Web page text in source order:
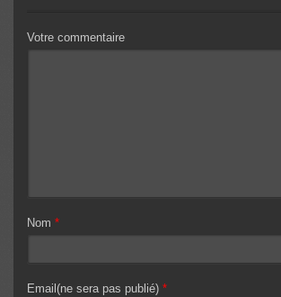
Votre commentaire
Nom *
Email(ne sera pas publié) *